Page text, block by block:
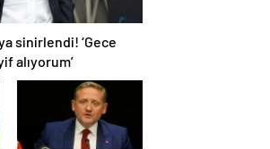
sinirlendi! ‘Gece
alıyorum’